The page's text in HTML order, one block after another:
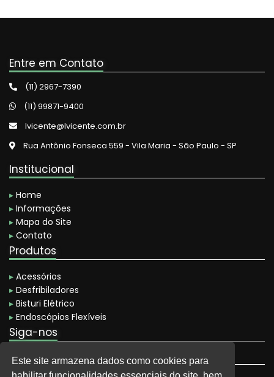
Este site armazena dados como cookies para
Manutenção de Equipamentos Hospitalares
Manutenção de Equipamentos Médicos
Manutenção de Equipamentos Médicos em São Paulo
Manutenção de Fonte de Luz Hospitalar
Manutenção de Instrumentos Cirúrgicos
Manutenção de Insuflador
Manutenção de Material Cirúrgico
Manutenção de Perfurador Ósseo
Manutenção de Perfurador Ósseo em São Paulo
Manutenção de Processadora de Imagem
Manutenção de Regulador de Pressão Hospitalar
Manutenção em Equipamentos Hospitalares
Entre em Contato
(11) 2967-7390
(11) 99871-9400
lvicente@lvicente.com.br
Rua Antônio Fonseca 559 - Vila Maria - São Paulo - SP
Institucional
▸ Home
▸ Informações
▸ Mapa do Site
▸ Contato
Produtos
▸ Acessórios
▸ Desfribiladores
▸ Bisturi Elétrico
▸ Endoscópios Flexíveis
Siga-nos
- @l.vicente
- @l.vicente